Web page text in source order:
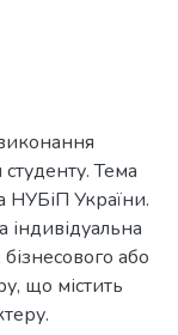
студенту. Тема
НУБіП України.
індивідуальна
або
що містить